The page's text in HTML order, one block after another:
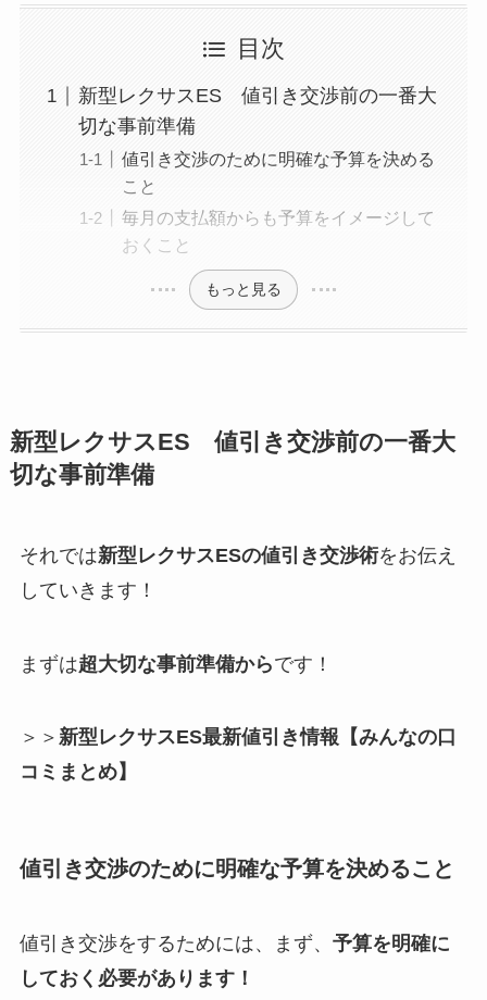
目次
新型レクサスES 値引き交渉前の一番大
切な事前準備
値引き交渉のために明確な予算を決める
こと
毎月の支払額からも予算をイメージして
おくこと
もっと見る
新型レクサスES 値引き交渉前の一番大
切な事前準備
それでは新型レクサスESの値引き交渉術をお伝え
していきます！
まずは超大切な事前準備からです！
＞＞ 新型レクサスES最新値引き情報【みんなの口
コミまとめ】
値引き交渉のために明確な予算を決めること
値引き交渉をするためには、まず、 予算を明確に
しておく必要があります！